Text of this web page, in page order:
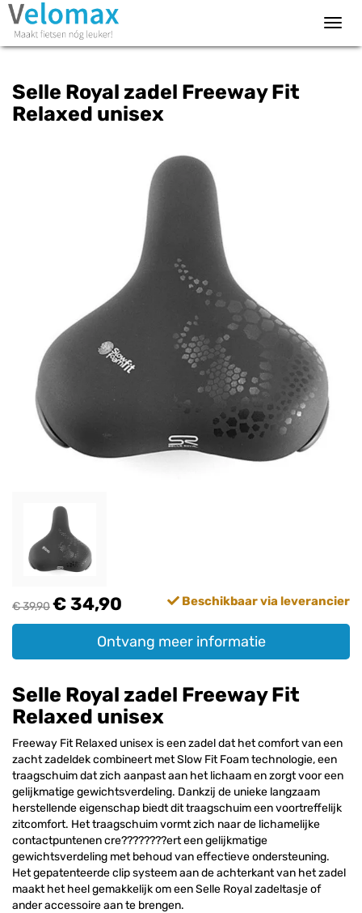
Selle Royal zadel Freeway Fit
Relaxed unisex
€ 39,90€ 34,90 Beschikbaar via leverancier
Ontvang meer informatie
Selle Royal zadel Freeway Fit
Relaxed unisex
Freeway Fit Relaxed unisex is een zadel dat het comfort van een
zacht zadeldek combineert met Slow Fit Foam technologie, een
traagschuim dat zich aanpast aan het lichaam en zorgt voor een
gelijkmatige gewichtsverdeling. Dankzij de unieke langzaam
herstellende eigenschap biedt dit traagschuim een voortreffelijk
zitcomfort. Het traagschuim vormt zich naar de lichamelijke
contactpuntenen cre????????ert een gelijkmatige
gewichtsverdeling met behoud van effectieve ondersteuning.
Het gepatenteerde clip systeem aan de achterkant van het zadel
maakt het heel gemakkelijk om een Selle Royal zadeltasje of
ander accessoire aan te brengen.